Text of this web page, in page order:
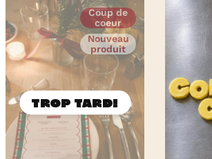
Coup de
coeur
Nouveau
produit